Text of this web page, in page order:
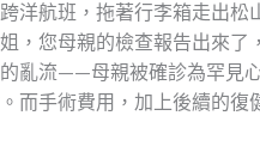
洋航班，拖著行李箱走出松
，您母親的檢查報告出來了
亂流——母親被確診為罕見
而手術費用，加上後續的復